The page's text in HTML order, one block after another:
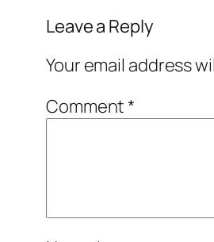
Leave a Reply
Your email address
Comment*